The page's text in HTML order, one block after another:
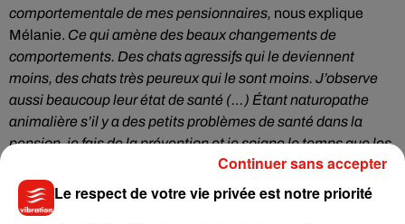
comportementale de mes pensionnaires, nous explique
Mélanie. Ce qui amène des beaux changements de
comportements. Des chats agressifs qui le deviennent
moins, des chats très peureux qui le sont moins. J’observe
aussi beaucoup leur état de santé (…) Étant naturopathe
animalière s’il y a des petits problèmes de santé dans la
pension, je fais de la prévention et je soigne le temps que les
propriétaires reviennent, tant qu’il n’y a pas d’urgence vitale
pour l’animalLe respect de votre vie privée est notre priorité
Continuer sans accepter